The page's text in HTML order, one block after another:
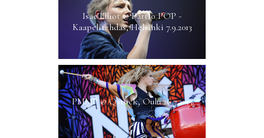
Isac Elliot @ Partio POP -
Kaapelitehdas, Helsinki 7.9.2013
PMMP @ Qstock, Oulu 26.7.2013